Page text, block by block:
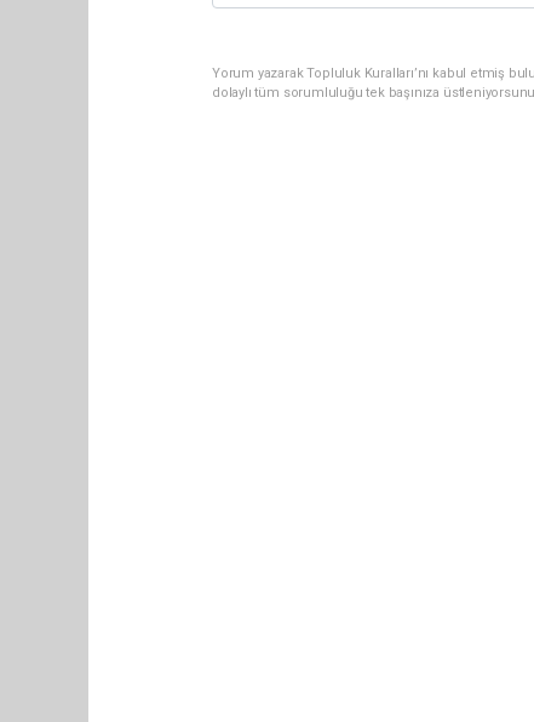
Yorum yazarak Topluluk Kuralları’nı kabul etmiş
dolaylı tüm sorumluluğu tek başınıza